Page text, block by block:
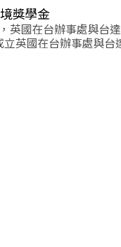
獎學金
英國在台辦事處與台
英國在台辦事處與台